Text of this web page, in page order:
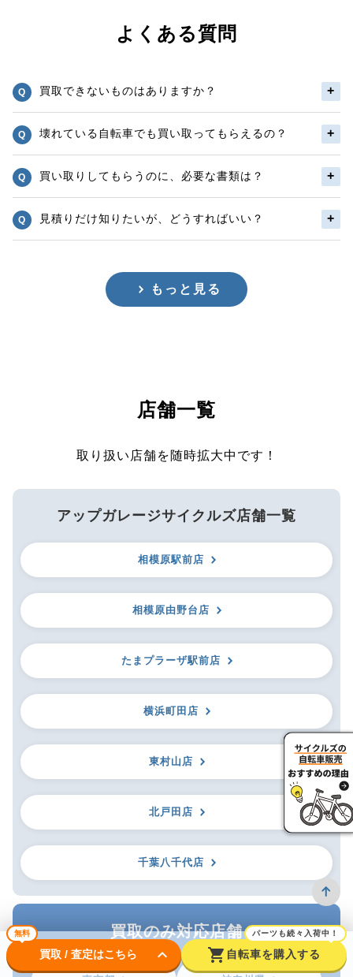
よくある質問
買取できないものはありますか？
壊れている自転車でも買い取ってもらえるの？
買い取りしてもらうのに、必要な書類は？
見積りだけ知りたいが、どうすればいい？
もっと見る
店舗一覧
取り扱い店舗を随時拡大中です！
アップガレージサイクルズ店舗一覧
相模原駅前店
相模原由野台店
たまプラーザ駅前店
横浜町田店
東村山店
北戸田店
千葉八千代店
買取のみ対応店舗
無料
買取 / 査定はこちら keyboard_arrow_down shopping_cart
パーツも続々入荷中！
自転車を購入する